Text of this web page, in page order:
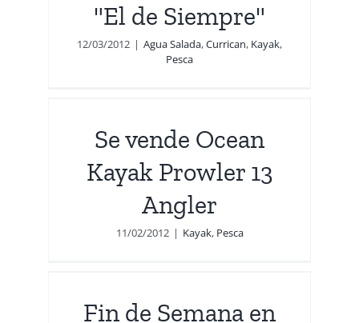
"El de Siempre"
12/03/2012 | Agua Salada,Currican, Kayak,
Pesca
Se vende Ocean
Kayak Prowler 13
Angler
11/02/2012 | Kayak, Pesca
Fin de Semana en